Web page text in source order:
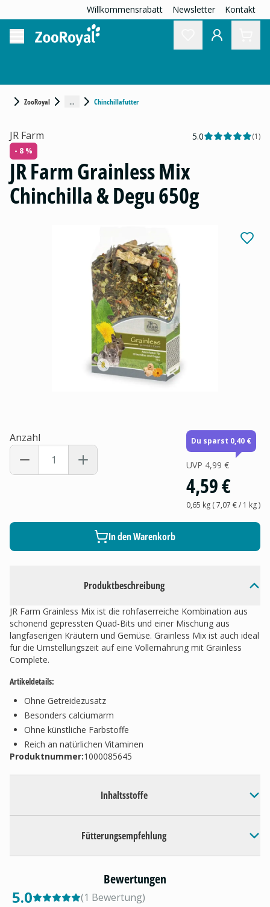
Willkommensrabatt Newsletter Kontakt
ZooRoyal ... Chinchillafutter
Produktbeschreibung
JR Farm Grainless Mix ist die rohfaserreiche Kombination aus
schonend gepressten Quad-Bits und einer Mischung aus
langfaserigen Kräutern und Gemüse. Grainless Mix ist auch ideal
für die Umstellungszeit auf eine Vollernährung mit Grainless
Complete.
Artikeldetails:
Ohne Getreidezusatz
Besonders calciumarm
Ohne künstliche Farbstoffe
Reich an natürlichen Vitaminen
Produktnummer:1000085645
Inhaltsstoffe
Fütterungsempfehlung
JR Farm 5.0 (1)
- 8 %
JR Farm Grainless Mix
Chinchilla & Degu 650g
Anzahl Du sparst 0,40 €
UVP 4,99 €
4,59 €
0,65 kg(7,07 €/ 1 kg)
In den Warenkorb
Bewertungen
5.0 (1 Bewertung)